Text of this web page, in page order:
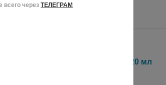
всего через ТЕЛЕГРАМ
Цветы Баха Scleranthus, 20 мл